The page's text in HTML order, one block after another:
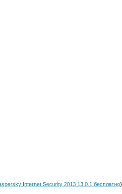
Internet Security 2013 13.0.1 бесплатно)